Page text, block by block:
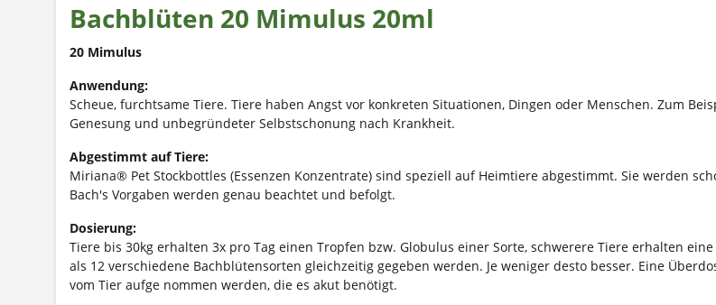
Bachblüten 20 Mimulus 20ml
20 Mimulus
Anwendung:
Scheue, furchtsame Tiere. Tiere haben Angst vor konkreten Situationen, Dingen oder Menschen. Zum
Genesung und unbegründeter Selbstschonung nach Krankheit.
Abgestimmt auf Tiere:
Miriana® Pet Stockbottles (Essenzen Konzentrate) sind speziell auf Heimtiere abgestimmt. Sie werden
Bach's Vorgaben werden genau beachtet und befolgt.
Dosierung:
Tiere bis 30kg erhalten 3x pro Tag einen Tropfen bzw. Globulus einer Sorte, schwerere Tiere erhalten
als 12 verschiedene Bachblütensorten gleichzeitig gegeben werden. Je weniger desto besser. Eine
vom Tier aufge nommen werden, die es akut benötigt.